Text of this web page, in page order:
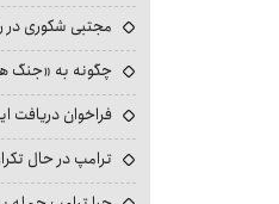
مجتبی شکوری در
چگونه به «جنگ
فراخوان دریافت
ترامپ در حال